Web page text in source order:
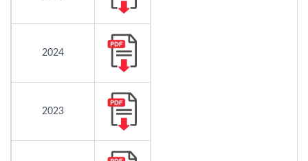
2024
2023